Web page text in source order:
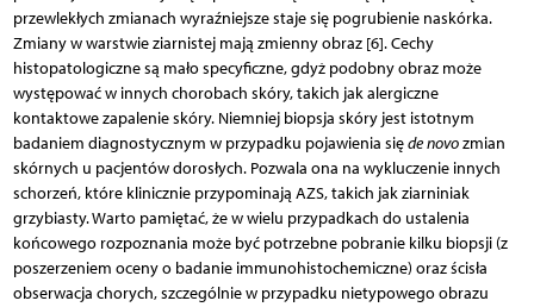
przewlekłych zmianach wyraźniejsze staje się pogrubienie naskórka.
Zmiany w warstwie ziarnistej mają zmienny obraz [6]. Cechy
histopatologiczne są mało specyficzne, gdyż podobny obraz może
występować w innych chorobach skóry, takich jak alergiczne
kontaktowe zapalenie skóry. Niemniej biopsja skóry jest istotnym
badaniem diagnostycznym w przypadku pojawienia sięde novozmian
skórnych u pacjentów dorosłych. Pozwala ona na wykluczenie innych
schorzeń, które klinicznie przypominają AZS, takich jak ziarniniak
grzybiasty. Warto pamiętać, że w wielu przypadkach do ustalenia
końcowego rozpoznania może być potrzebne pobranie kilku biopsji (z
poszerzeniem oceny o badanie immunohistochemiczne) oraz ścisła
obserwacja chorych, szczególnie w przypadku nietypowego obrazu